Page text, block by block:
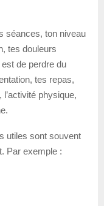
séances, ton niveau
tes douleurs
de perdre du
tes repas,
physique,
utiles sont souvent
Par exemple :